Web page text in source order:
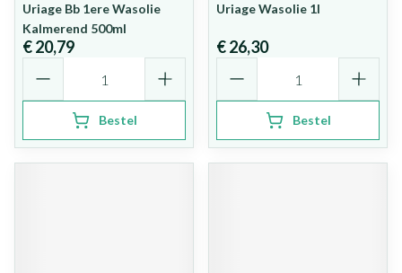
Uriage Bb 1ere Wasolie
Kalmerend 500ml
€ 20,79
Bestel
Uriage Wasolie 1l
€ 26,30
Bestel